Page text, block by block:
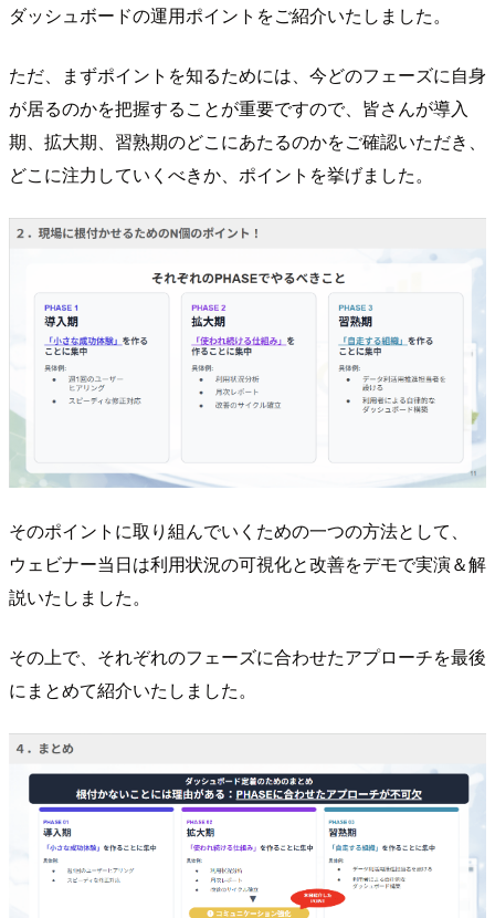
ダッシュボードの運用ポイントをご紹介いたしました。
ただ、まずポイントを知るためには、今どのフェーズに自身
が居るのかを把握することが重要ですので、皆さんが導入
期、拡大期、習熟期のどこにあたるのかをご確認いただき、
どこに注力していくべきか、ポイントを挙げました。
そのポイントに取り組んでいくための一つの方法として、
ウェビナー当日は利用状況の可視化と改善をデモで実演＆解
説いたしました。
その上で、それぞれのフェーズに合わせたアプローチを最後
にまとめて紹介いたしました。